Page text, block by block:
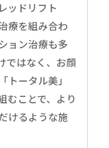
ッドリフト
療を組み合わ
ョン治療も多
ではなく、お顔
トータル美」
むことで、より
けるような施